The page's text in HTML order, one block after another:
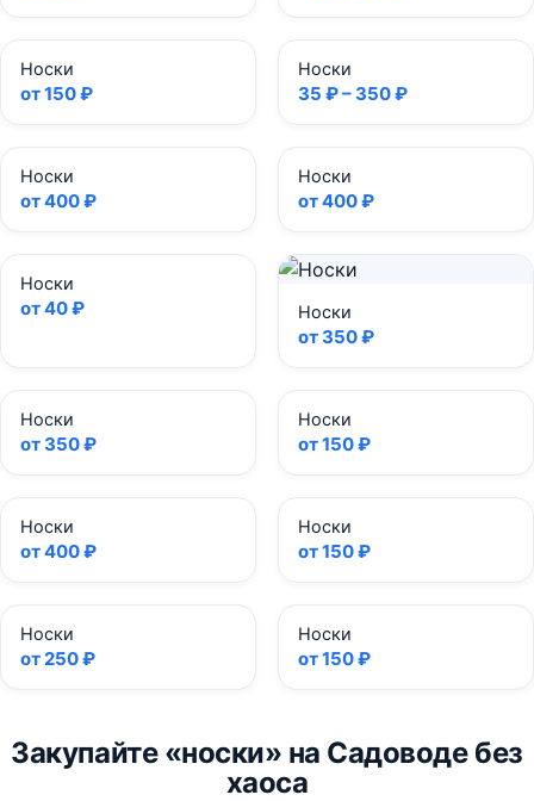
Носки
от 150 ₽
Носки
35 ₽ – 350 ₽
Носки
от 400 ₽
Носки
от 400 ₽
Носки
от 40 ₽ Носки
от 350 ₽
Носки
от 350 ₽
Носки
от 150 ₽
Носки
от 400 ₽
Носки
от 150 ₽
Носки
от 250 ₽
Носки
от 150 ₽
Закупайте «носки» на Садоводе без
хаоса